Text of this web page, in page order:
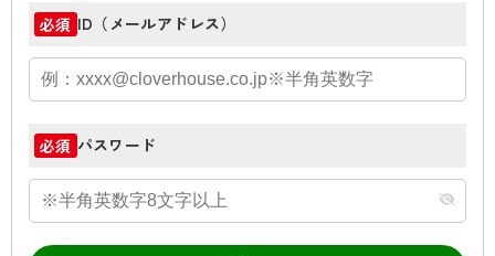
必須 ID（メールアドレス）
必須 パスワード